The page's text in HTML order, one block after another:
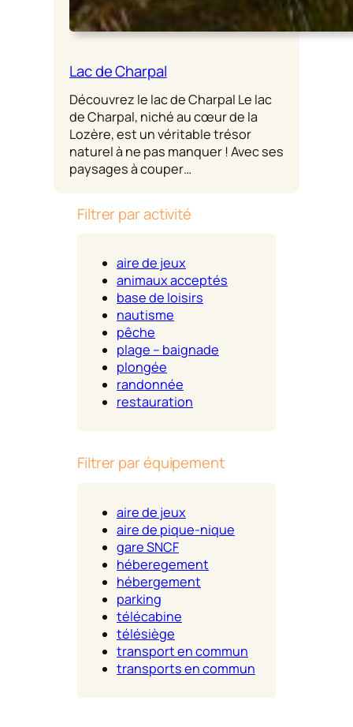
Lac de Charpal
Découvrez le lac de Charpal Le lac
de Charpal, niché au cœur de la
Lozère, est un véritable trésor
naturel à ne pas manquer ! Avec ses
paysages à couper…
Filtrer par activité
aire de jeux
animaux acceptés
base de loisirs
nautisme
pêche
plage – baignade
plongée
randonnée
restauration
Filtrer par équipement
aire de jeux
aire de pique-nique
gare SNCF
héberegement
hébergement
parking
télécabine
télésiège
transport en commun
transports en commun